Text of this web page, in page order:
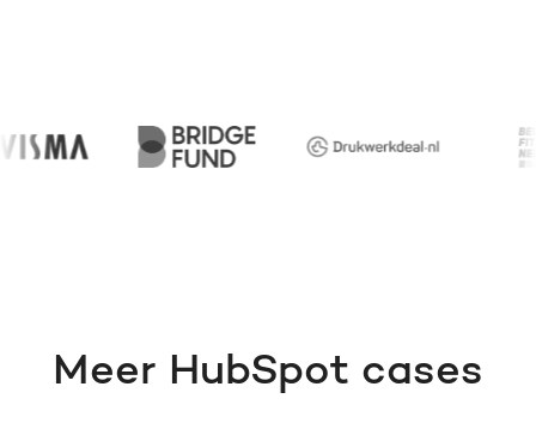
Meer HubSpot cases